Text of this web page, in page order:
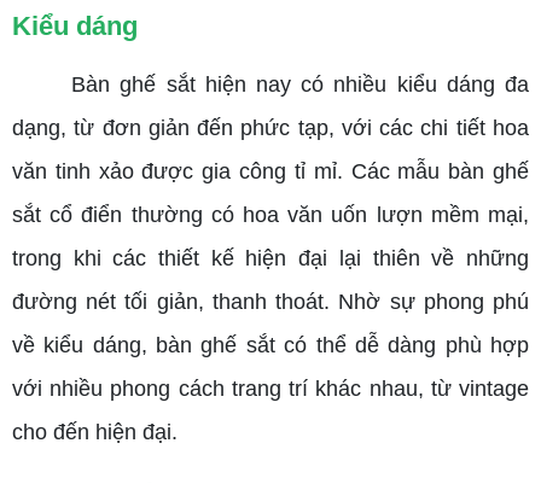
Kiểu dáng
Bàn ghế sắt hiện nay có nhiều kiểu dáng đa
dạng, từ đơn giản đến phức tạp, với các chi tiết hoa
văn tinh xảo được gia công tỉ mỉ. Các mẫu bàn ghế
sắt cổ điển thường có hoa văn uốn lượn mềm mại,
trong khi các thiết kế hiện đại lại thiên về những
đường nét tối giản, thanh thoát. Nhờ sự phong phú
về kiểu dáng, bàn ghế sắt có thể dễ dàng phù hợp
với nhiều phong cách trang trí khác nhau, từ vintage
cho đến hiện đại.